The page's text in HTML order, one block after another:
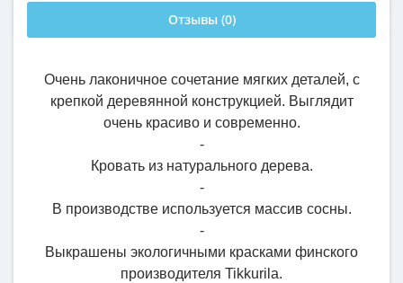
Отзывы (0)
Очень лаконичное сочетание мягких деталей, с
крепкой деревянной конструкцией. Выглядит
очень красиво и современно.
-
Кровать из натурального дерева.
-
В производстве используется массив сосны.
-
Выкрашены экологичными красками финского
производителя Tikkurila.